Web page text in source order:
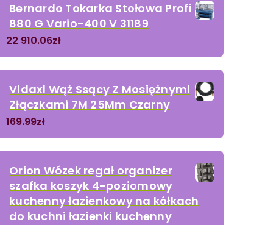
Bernardo Tokarka Stołowa Profi
880 G Vario-400 V 31189
22 910.06zł
Vidaxl Wąż Ssący Z Mosiężnymi
Złączkami 7M 25Mm Czarny
169.99zł
Orion Wózek regał organizer
szafka koszyk 4-poziomowy
kuchenny łazienkowy na kółkach
do kuchni łazienki kuchenny